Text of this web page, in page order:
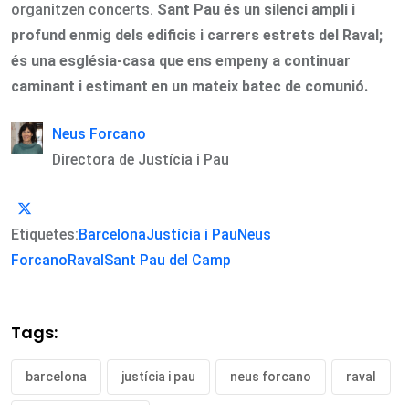
organitzen concerts. Sant Pau és un silenci ampli i
profund enmig dels edificis i carrers estrets del Raval;
és una església-casa que ens empeny a continuar
caminant i estimant en un mateix batec de comunió.
Neus Forcano
Directora de Justícia i Pau
Etiquetes:BarcelonaJustícia i PauNeus
ForcanoRavalSant Pau del Camp
Tags:
barcelona justícia i pau neus forcano raval